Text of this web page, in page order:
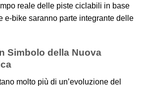
reale delle piste ciclabili in base
e-bike saranno parte integrante delle
Simbolo della Nuova
molto più di un’evoluzione del